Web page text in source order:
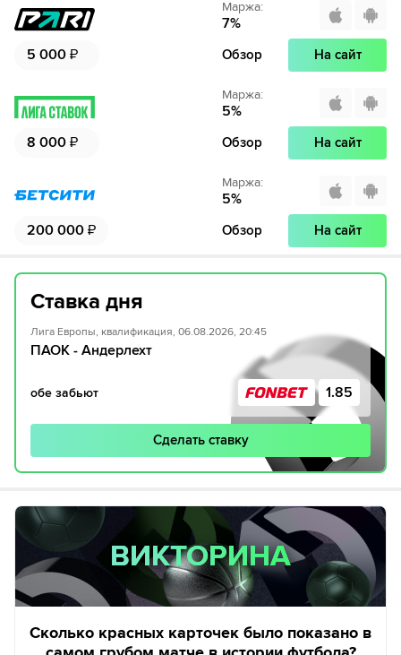
5 000 ₽
Маржа:
7%
Обзор На сайт
8 000 ₽
Маржа:
5%
Обзор На сайт
200 000 ₽
Маржа:
5%
Обзор На сайт
Ставка дня
Лига Европы, квалификация, 06.08.2026, 20:45
ПАОК - Андерлехт
обе забьют 1.85
Сделать ставку
ВИКТОРИНА
ВИКТОРИНА
Сколько красных карточек было показано в